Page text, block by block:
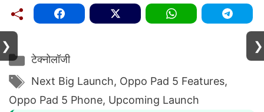
Categories
टेक्नोलॉजी
Tags
Next Big Launch, Oppo Pad 5 Features,
Oppo Pad 5 Phone, Upcoming Launch
❯ ❯